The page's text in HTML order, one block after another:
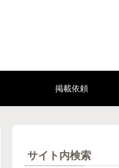
掲載依頼
サイト内検索